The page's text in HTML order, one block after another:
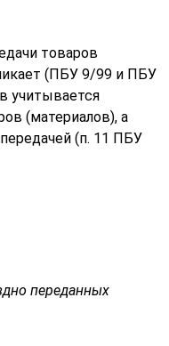
товаров
(ПБУ 9/99 и ПБУ
учитывается
(материалов), а
(п. 11 ПБУ
переданных